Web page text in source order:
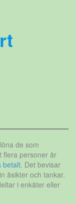
de som
flera personer är
betalt. Det bevisar
åsikter och tankar.
i enkäter eller